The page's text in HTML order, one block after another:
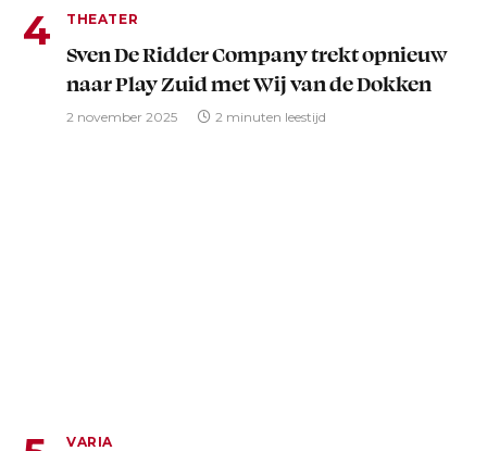
THEATER
Sven De Ridder Company trekt opnieuw
naar Play Zuid met Wij van de Dokken
2 november 2025 2 minuten leestijd
VARIA